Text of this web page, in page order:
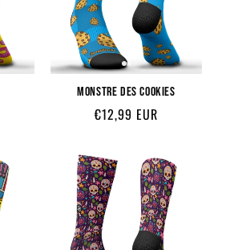
MONSTRE DES COOKIES
Prix
€12,99 EUR